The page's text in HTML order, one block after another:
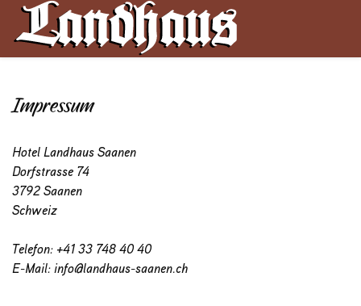
Impressum
Hotel Landhaus Saanen
Dorfstrasse 74
3792 Saanen
Schweiz
Telefon: +41 33 748 40 40
E-Mail: info@landhaus-saanen.ch